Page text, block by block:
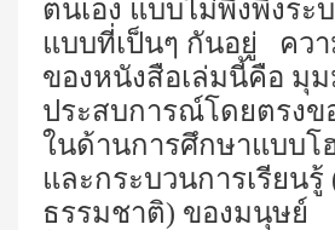
ตนเอง แบบไม่พึ่งพิงระ
แบบที่เป็นๆ กันอยู่ คว
ของหนังสือเล่มนี้คือ มุ
ประสบการณ์โดยตรงข
ในด้านการศึกษาแบบโ
และกระบวนการเรียนรู้
ธรรมชาติ) ของมนุษย์